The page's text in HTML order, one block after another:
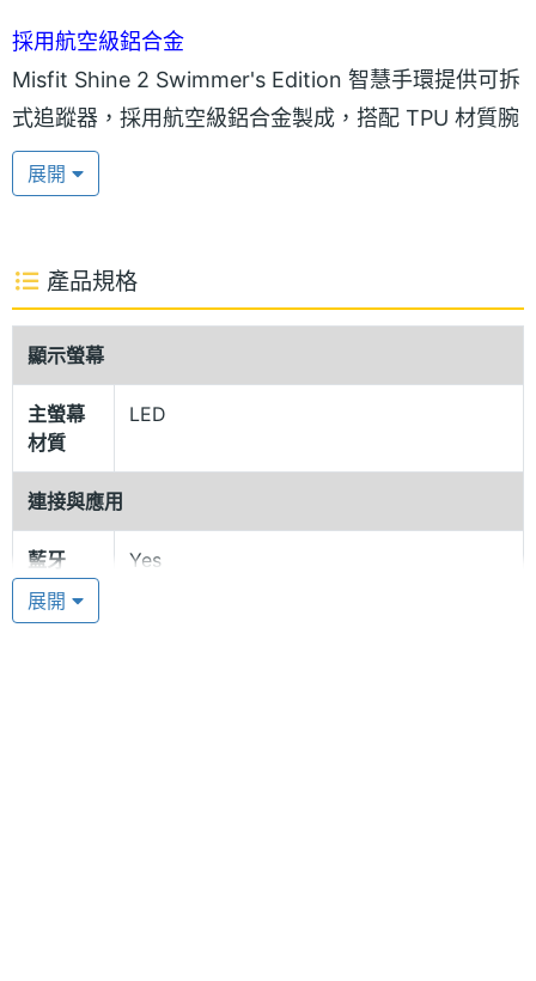
採用航空級鋁合金
Misfit Shine 2 Swimmer's Edition 智慧手環提供可拆
式追蹤器，採用航空級鋁合金製成，搭配 TPU 材質腕
帶，可長期耐久使用；表面支援電容觸控，支援 50 米
防水設計，讓你將游泳加入到鍛鍊計劃，並具備游泳
Edition 智慧手環邊緣設有 12 顆多色 LED 燈，可因應
你的活動顯示燈光，襯搭各種不同的穿衣風格；內建
鈕扣型電池，用戶可自行更換，約可紀錄 6 個月活動
量。此外，擁有控制音樂播放，以及提供電話、簡訊
震動提醒功能。
可與 Windows 10 搭配使用
Misfit Shine 2 Swimmer's Edition 智慧手環是一款時
尚的個人活動追蹤器，經由藍牙 4.0 配對，可與 iSO
7.0、Android 4.3 JellyBean、Windows 10 以上的行
展開
產品規格
顯示螢幕
主螢幕
材質
LED
連接與應用
藍牙 Yes
藍牙版
展開